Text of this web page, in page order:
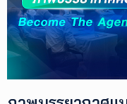
เพิ่ม
เติม
ติดต่อ